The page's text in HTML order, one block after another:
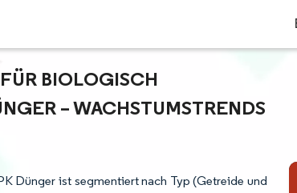
BIOLOGISCH A
– WACHSTUMSTRENDS U
Dünger ist segmentiert nach Typ (Getreide und